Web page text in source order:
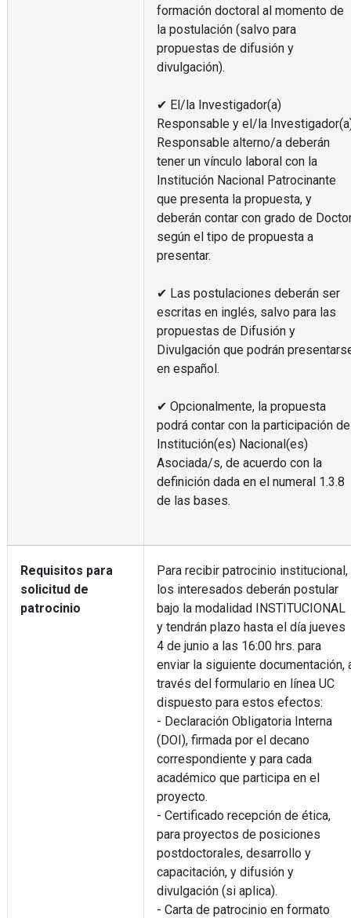
formación doctoral al momento de
la postulación (salvo para
propuestas de difusión y
divulgación).
✔ El/la Investigador(a)
Responsable y el/la
Responsable alterno/a deberán
tener un vínculo laboral con la
Institución Nacional Patrocinante
que presenta la propuesta, y
deberán contar con grado de
según el tipo de propuesta a
presentar.
✔ Las postulaciones deberán ser
escritas en inglés, salvo para las
propuestas de Difusión y
Divulgación que podrán
en español.
✔ Opcionalmente, la propuesta
podrá contar con la participación de
Institución(es) Nacional(es)
Asociada/s, de acuerdo con la
definición dada en el numeral 1.3.8
de las bases.
Requisitos para
solicitud de
patrocinio
Para recibir patrocinio institucional,
los interesados deberán postular
bajo la modalidad INSTITUCIONAL
y tendrán plazo hasta el día jueves
4 de junio a las 16:00 hrs. para
enviar la siguiente documentación,
través del formulario en línea UC
dispuesto para estos efectos:
- Declaración Obligatoria Interna
(DOI), firmada por el decano
correspondiente y para cada
académico que participa en el
proyecto.
- Certificado recepción de ética,
para proyectos de posiciones
postdoctorales, desarrollo y
capacitación, y difusión y
divulgación (si aplica).
- Carta de patrocinio en formato